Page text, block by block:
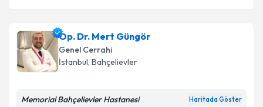
Op. Dr. Mert Güngör
Genel Cerrahi
İstanbul, Bahçelievler
Memorial Bahçelievler Hastanesi Haritada Göster